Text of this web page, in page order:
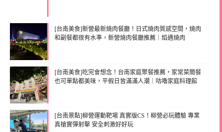
[台南美食]新營最新燒肉餐廳！日式燒肉質感空間，燒肉
和副餐都很有水準，新營燒肉餐廳推薦｜焰遇燒肉
[台南美食]吃完會想念！台南家庭聚餐推薦，家常菜簡餐
也可單點都美味，平假日皆滿滿人潮｜咕嚕家庭料理館
[台南景點]柳營運動靶場 真實版CS！柳營必玩體驗 專業
真槍實彈射擊 安全刺激好好玩